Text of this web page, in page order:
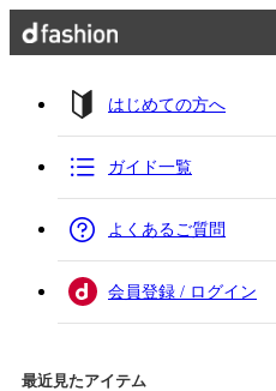
はじめての方へ
ガイド一覧
よくあるご質問
会員登録 / ログイン
最近見たアイテム